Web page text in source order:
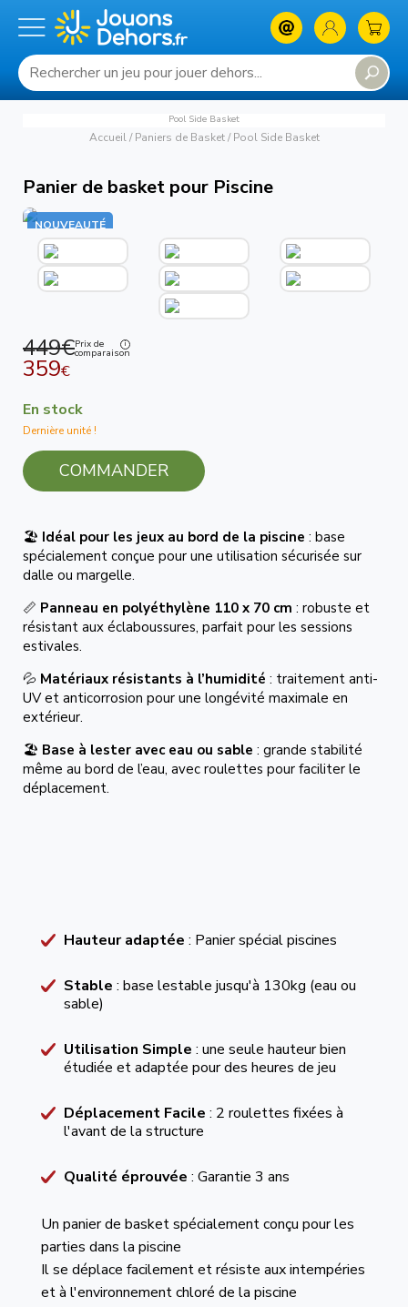
Pool Side Basket
Accueil/ Paniers de Basket/ Pool Side Basket
Hauteur adaptée : Panier spécial piscines
Stable : base lestable jusqu'à 130kg (eau ou
sable)
Utilisation Simple : une seule hauteur bien
étudiée et adaptée pour des heures de jeu
Déplacement Facile : 2 roulettes fixées à
l'avant de la structure
Qualité éprouvée : Garantie 3 ans
Un panier de basket spécialement conçu pour les
parties dans la piscine
Il se déplace facilement et résiste aux intempéries
et à l'environnement chloré de la piscine
Panier de basket pour Piscine
NOUVEAUTÉ
449€Prix de
comparaison
359€
En stock
Dernière unité !
COMMANDER
🏖️ Idéal pour les jeux au bord de la piscine : base
spécialement conçue pour une utilisation sécurisée sur
dalle ou margelle.
📏 Panneau en polyéthylène 110 x 70 cm : robuste et
résistant aux éclaboussures, parfait pour les sessions
estivales.
💦 Matériaux résistants à l’humidité : traitement anti-
UV et anticorrosion pour une longévité maximale en
extérieur.
🏖️ Base à lester avec eau ou sable : grande stabilité
même au bord de l’eau, avec roulettes pour faciliter le
déplacement.